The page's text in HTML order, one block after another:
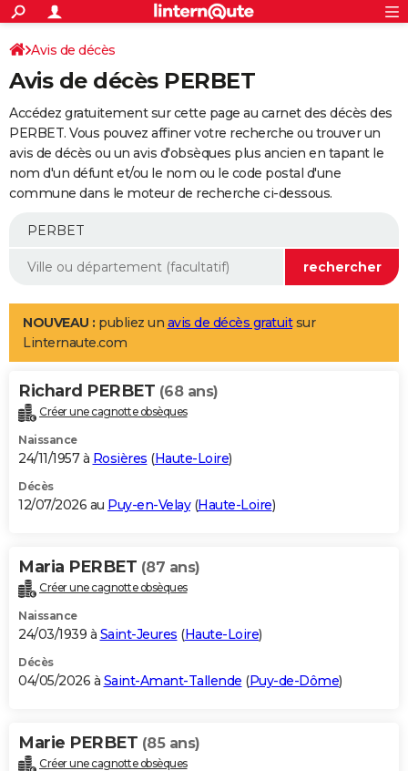
ACTUALITÉS
Politique
Société
Faits Divers
Education
Monde
Villes
+
SPORT
Coupe du monde 2026
Football
Tennis
Cyclisme
Rugby
Forum
Programme TV
TNT
Streaming
Cinéma
Sorties cinéma
Musique
+
FINANCE
Retraite
Epargne
Immobilier
Risques naturels par ville
Banque
Assurance
AUTO
Essais
Réserver un essai
Citadines
Berlines
SUV
Forum auto
+
Mobiles
Meilleur smartphone
Internet
Ordinateurs
Jeux vidéo
Guide high-tech
Aménagement intérieur
LIFESTYLE
Art de vivre
Bien-être
Loisirs
Mode
Modes de vie
Alimentation
Guide de la santé
Maladies
Médicaments
Sommeil
VOYAGE
Destinations
City break
Voyage nature
Voyage de noces
Forum
Climat
+PHOTO
GUIDES D'ACHAT
BONS PLANS
Carte de Noël
Carte Bonne année
Carte Saint-Valentin
Carte Pâques
Carte d'anniversaire
DICTIONNAIRE
Dictionnaire
Biographies
Citations
Expressions
Proverbes
PROGRAMME TV
S'inscrire
Se connecter
Lycées
Collèges
Primaires
Universités
Entreprises
Service militaire
Avis de recherche
AVIS DE DÉCÈS
Bricolage
Lifestyle
Culture
Sport
Auto
Television
Voyage
Cinema
Avis de décès
Avis de décès PERBET
Accédez gratuitement sur cette page au carnet des décès des
PERBET. Vous pouvez affiner votre recherche ou trouver un
avis de décès ou un avis d'obsèques plus ancien en tapant le
nom d'un défunt et/ou le nom ou le code postal d'une
commune dans le moteur de recherche ci-dessous.
NOUVEAU : publiez un avis de décès gratuitsur
Linternaute.com
Richard PERBET (68 ans)
Créer une cagnotte obsèques
Naissance
24/11/1957 à Rosières (Haute-Loire)
Décès
12/07/2026 au Puy-en-Velay(Haute-Loire)
Maria PERBET (87 ans)
Créer une cagnotte obsèques
Naissance
24/03/1939 à Saint-Jeures (Haute-Loire)
Décès
04/05/2026 à Saint-Amant-Tallende (Puy-de-Dôme)
Marie PERBET (85 ans)
Créer une cagnotte obsèques